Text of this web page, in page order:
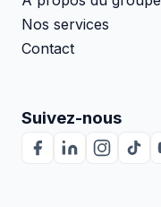
Nos services
Contact
Suivez-nous